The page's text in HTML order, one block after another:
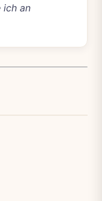
ich an